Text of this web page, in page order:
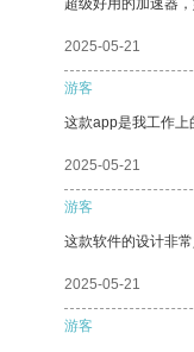
超级好用的加速器
2025-05-21
游客
这款app是我工作上
2025-05-21
游客
这款软件的设计非
2025-05-21
游客